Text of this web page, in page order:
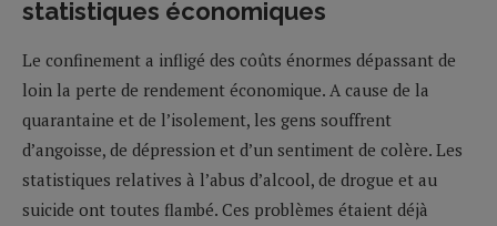
statistiques économiques
Le confinement a infligé des coûts énormes dépassant de
loin la perte de rendement économique. A cause de la
quarantaine et de l’isolement, les gens souffrent
d’angoisse, de dépression et d’un sentiment de colère. Les
statistiques relatives à l’abus d’alcool, de drogue et au
suicide ont toutes flambé. Ces problèmes étaient déjà